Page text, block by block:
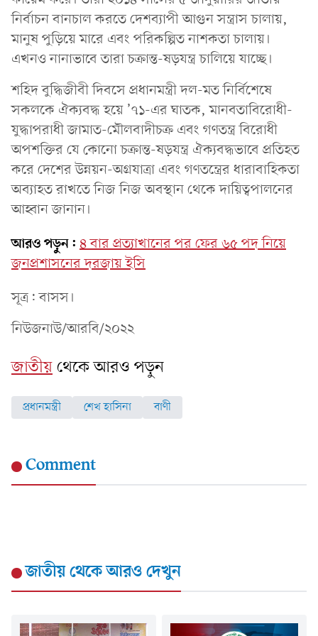
নির্বাচন বানচাল করতে দেশব্যাপী আগুন সন্ত্রাস চালায়,
মানুষ পুড়িয়ে মারে এবং পরিকল্পিত নাশকতা চালায়।
এখনও নানাভাবে তারা চক্রান্ত-ষড়যন্ত্র চালিয়ে যাচ্ছে।
শহিদ বুদ্ধিজীবী দিবসে প্রধানমন্ত্রী দল-মত নির্বিশেষে
সকলকে ঐক্যবদ্ধ হয়ে ’৭১-এর ঘাতক, মানবতাবিরোধী-
যুদ্ধাপরাধী জামাত-মৌলবাদীচক্র এবং গণতন্ত্র বিরোধী
অপশক্তির যে কোনো চক্রান্ত-ষড়যন্ত্র ঐক্যবদ্ধভাবে প্রতিহত
করে দেশের উন্নয়ন-অগ্রযাত্রা এবং গণতন্ত্রের ধারাবাহিকতা
অব্যাহত রাখতে নিজ নিজ অবস্থান থেকে দায়িত্বপালনের
আহ্বান জানান।
আরও পড়ুন: ৪ বার প্রত্যাখানের পর ফের ৬৫ পদ নিয়ে
জনপ্রশাসনের দরজায় ইসি
সূত্র: বাসস।
নিউজনাউ/আরবি/২০২২
জাতীয়থেকে আরও পড়ুন
প্রধানমন্ত্রী শেখ হাসিনা বাণী
Comment
জাতীয়থেকে আরও দেখুন